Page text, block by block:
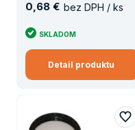
0,68 € bez DPH / ks
SKLADOM
Detail produktu